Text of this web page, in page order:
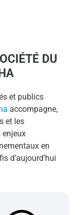
DU
et publics
accompagne,
et les
enjeux
en
d’aujourd’hui